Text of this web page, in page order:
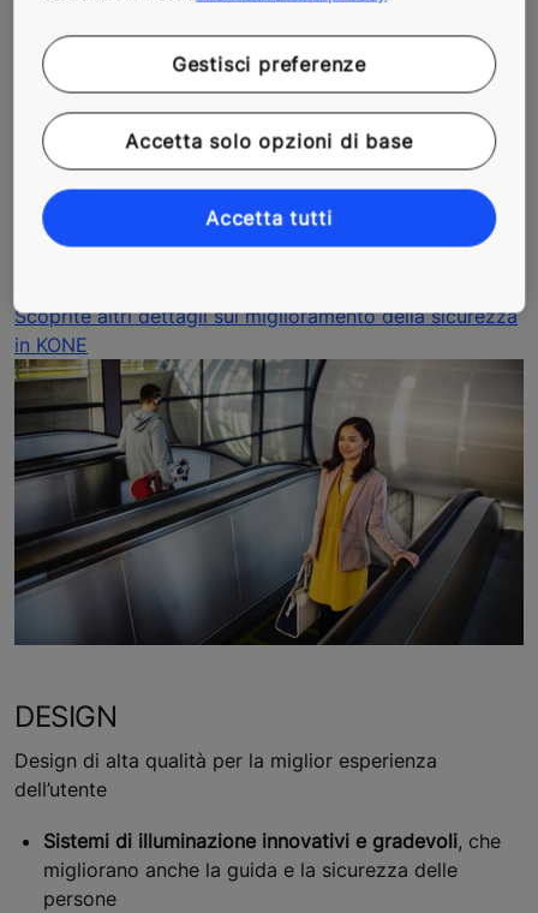
demarcazioni colorate dei gradiniper un’ulteriore
guida visiva
Sezione orizzontale di quattro gradini,alla sommità
e alla base della scala mobile, per rendere sicura e
fluida l'uscita e l'entrata
Numerose opzioni di monitoraggio,
come KONE
Remote Monitoring™ e KONE E-link™, da integrare
Scoprite altri dettagli sul miglioramento della sicurezza
in KONE
DESIGN
Design di alta qualità per la miglior esperienza
dell’utente
Sistemi di illuminazione innovativi e gradevoli, che
migliorano anche la guida e la sicurezza delle
persone
Gestisci preferenze
Accetta solo opzioni di base
Accetta tutti